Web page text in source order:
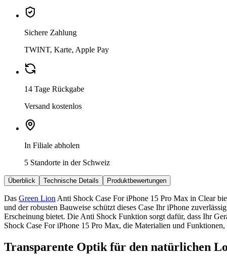
Sichere Zahlung
TWINT, Karte, Apple Pay
14 Tage Rückgabe
Versand kostenlos
In Filiale abholen
5 Standorte in der Schweiz
Überblick Technische Details Produktbewertungen
Das Green Lion Anti Shock Case For iPhone 15 Pro Max in Clear
und der robusten Bauweise schützt dieses Case Ihr iPhone
Erscheinung bietet. Die Anti Shock Funktion sorgt dafür, dass Ihr
Shock Case For iPhone 15 Pro Max, die Materialien und
Transparente Optik für den natürlichen